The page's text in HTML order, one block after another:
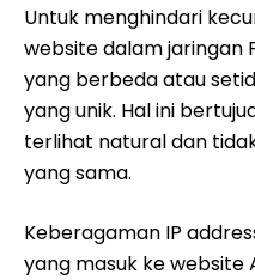
Untuk menghindari
website dalam jaringan
yang berbeda atau
yang unik. Hal ini
terlihat natural dan
yang sama.
Keberagaman IP
yang masuk ke website